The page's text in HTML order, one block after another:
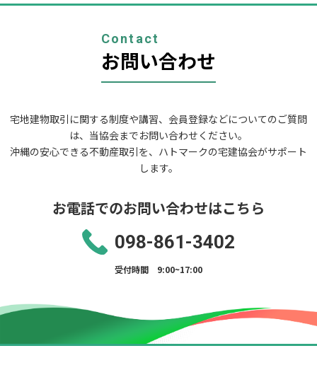
ー
Contact
お問い合わせ
宅地建物取引に関する制度や講習、会員登録などについてのご質問
は、当協会までお問い合わせください。
沖縄の安心できる不動産取引を、ハトマークの宅建協会がサポート
します。
お電話でのお問い合わせはこちら
098-861-3402
受付時間 9:00~17:00